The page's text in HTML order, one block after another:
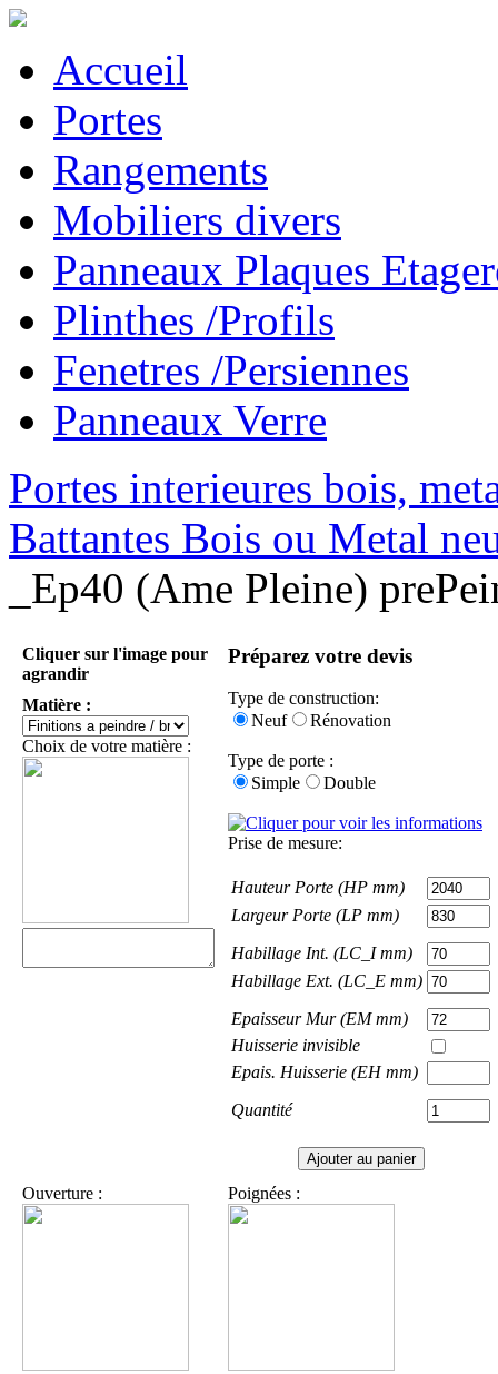
Accueil
Portes
Rangements
Mobiliers divers
Panneaux Plaques
Plinthes /Profils
Fenetres /Persiennes
Panneaux Verre
Portes interieures bois,
Battantes Bois ou Metal
_Ep40 (Ame Pleine)
Cliquer sur l'image pour
agrandir
Matière :
Choix de votre matière :
Préparez votre devis
Type de construction:
Neuf
Rénovation
Type de porte :
Simple
Double
Prise de mesure:
Hauteur Porte (HP mm)
Largeur Porte (LP mm)
Habillage Int. (LC_I mm)
Habillage Ext. (LC_E mm)
Epaisseur Mur (EM mm)
Huisserie invisible
Epais. Huisserie (EH mm)
Quantité
Ouverture : Poignées :